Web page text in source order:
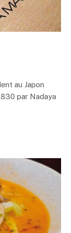
au Japon
par Nadaya